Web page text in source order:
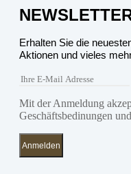
Erhalten Sie die
Aktionen und vieles
Mit der Anmeldung
Geschäftsbedinungen
Anmelden